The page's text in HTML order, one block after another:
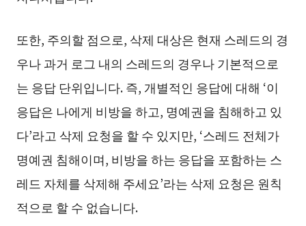
또한, 주의할 점으로, 삭제 대상은 현재 스레드의 경
우나 과거 로그 내의 스레드의 경우나 기본적으로
는 응답 단위입니다. 즉, 개별적인 응답에 대해 ‘이
응답은 나에게 비방을 하고, 명예권을 침해하고 있
다’라고 삭제 요청을 할 수 있지만, ‘스레드 전체가
명예권 침해이며, 비방을 하는 응답을 포함하는 스
레드 자체를 삭제해 주세요’라는 삭제 요청은 원칙
적으로 할 수 없습니다.